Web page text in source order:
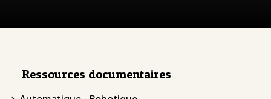
Ressources documentaires